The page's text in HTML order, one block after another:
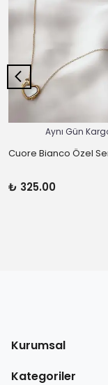
Aynı Gün
Cuore Bianco Özel
₺ 325.00
Kurumsal
Kategoriler